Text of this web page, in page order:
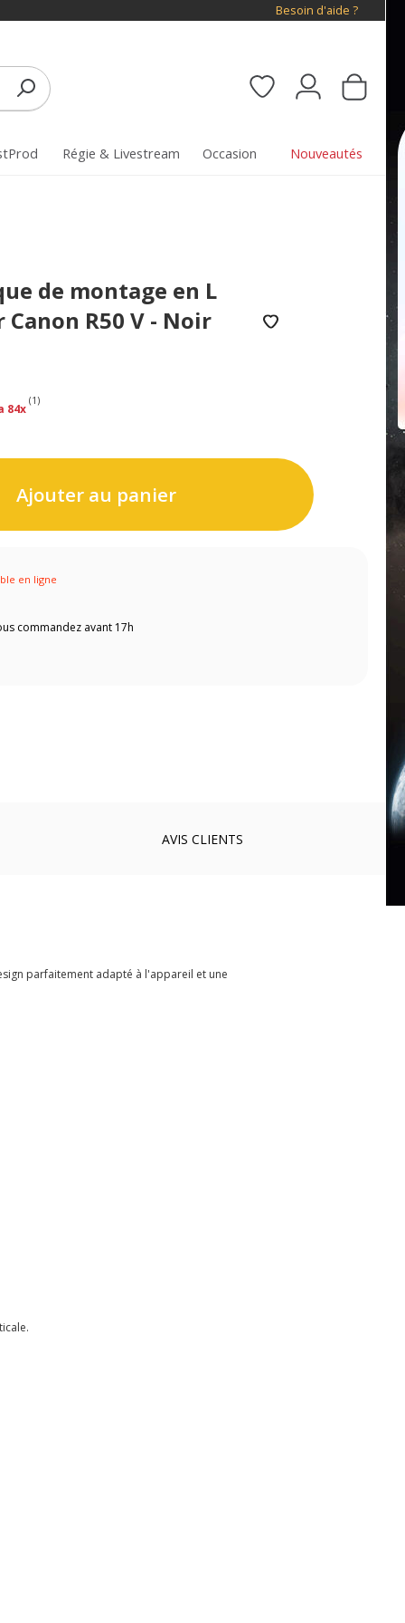
Besoin d'aide ?
Régie & Livestream Occasion Nouveautés
de montage en L
R50 V - Noir
84x
(1)
Ajouter au panier
en ligne
commandez avant 17h
AVIS CLIENTS
parfaitement adapté à l'appareil et une